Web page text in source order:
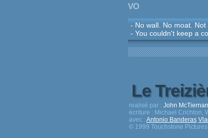
VO
- No wall. No moat.
- You couldn't keep a
Le
realisé par : John McTiernan
écriture : Michael Crichton,
avec : Antonio Banderas
© 1999 Touchstone Pictures